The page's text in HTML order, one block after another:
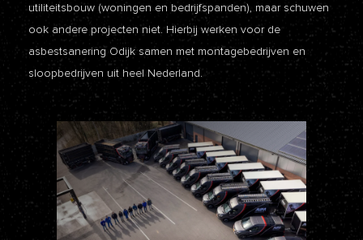
utiliteitsbouw (woningen en bedrijfspanden), maar schuwen
ook andere projecten niet. Hierbij werken voor de
asbestsanering Odijk samen met montagebedrijven en
sloopbedrijven uit heel Nederland.